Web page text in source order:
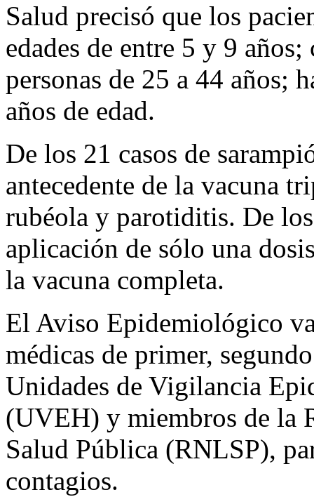
Salud precisó que los
edades de entre 5 y 9
personas de 25 a 44 años;
años de edad.
De los 21 casos de
antecedente de la vacuna
rubéola y parotiditis. De
aplicación de sólo una
la vacuna completa.
El Aviso Epidemiológico
médicas de primer,
Unidades de Vigilancia
(UVEH) y miembros de la
Salud Pública (RNLSP),
contagios.